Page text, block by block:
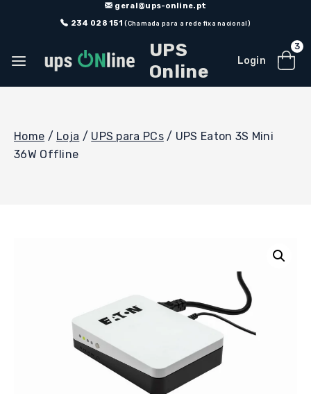
geral@ups-online.pt
234 028 151 (Chamada para a rede fixa nacional)
UPS
Online
Login
3
Home / Loja / UPS para PCs / UPS Eaton 3S Mini
36W Offline